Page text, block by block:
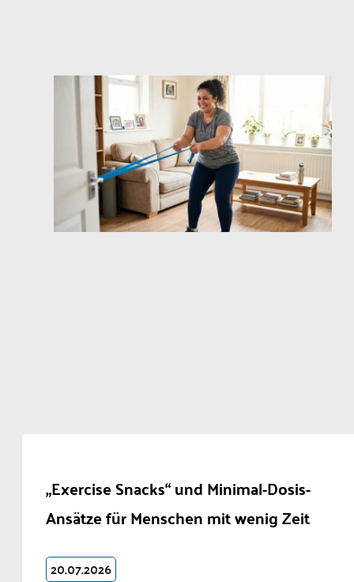
„Exercise Snacks“ und Minimal-Dosis-
Ansätze für Menschen mit wenig Zeit
20.07.2026